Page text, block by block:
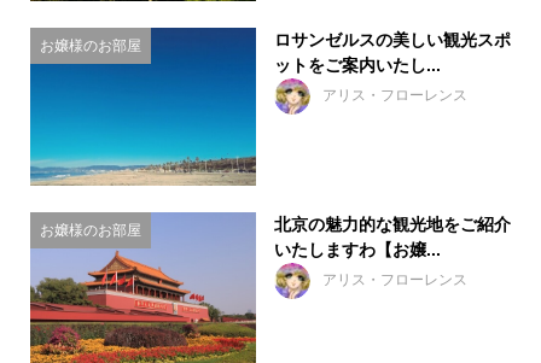
お嬢様のお部屋
ロサンゼルスの美しい観光スポ
ットをご案内いたし...
アリス・フローレンス
お嬢様のお部屋
北京の魅力的な観光地をご紹介
いたしますわ【お嬢...
アリス・フローレンス